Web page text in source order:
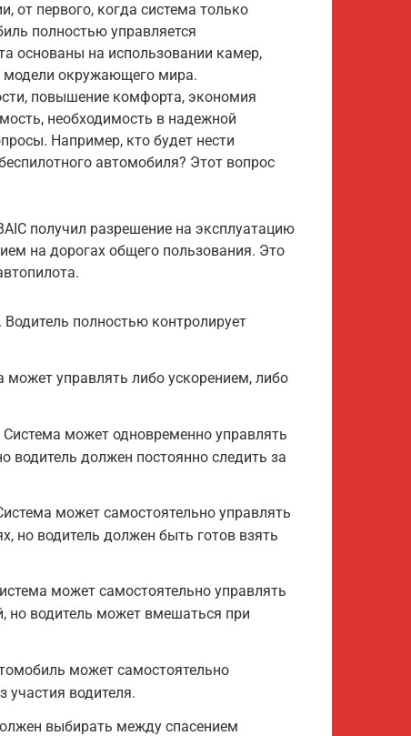
от первого, когда система только
полностью управляется
основаны на использовании камер,
модели окружающего мира.
повышение комфорта, экономия
необходимость в надежной
Например, кто будет нести
автомобиля? Этот вопрос
получил разрешение на эксплуатацию
на дорогах общего пользования. Это
полностью контролирует
управлять либо ускорением, либо
может одновременно управлять
водитель должен постоянно следить за
может самостоятельно управлять
но водитель должен быть готов взять
может самостоятельно управлять
но водитель может вмешаться при
может самостоятельно
участия водителя.
выбирать между спасением